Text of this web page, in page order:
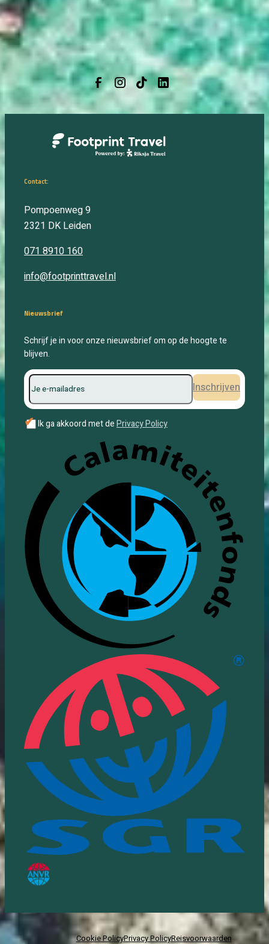
Er zijn momenteel geen blogs beschikbaar.
Contact:
Pompoenweg 9
2321 DK Leiden
071 8910 160
info@footprinttravel.nl
Nieuwsbrief
Schrijf je in voor onze nieuwsbrief om op de hoogte te
blijven.
Inschrijven
✔ Ik ga akkoord met dePrivacy Policy
Cookie PolicyPrivacy PolicyReisvoorwaarden